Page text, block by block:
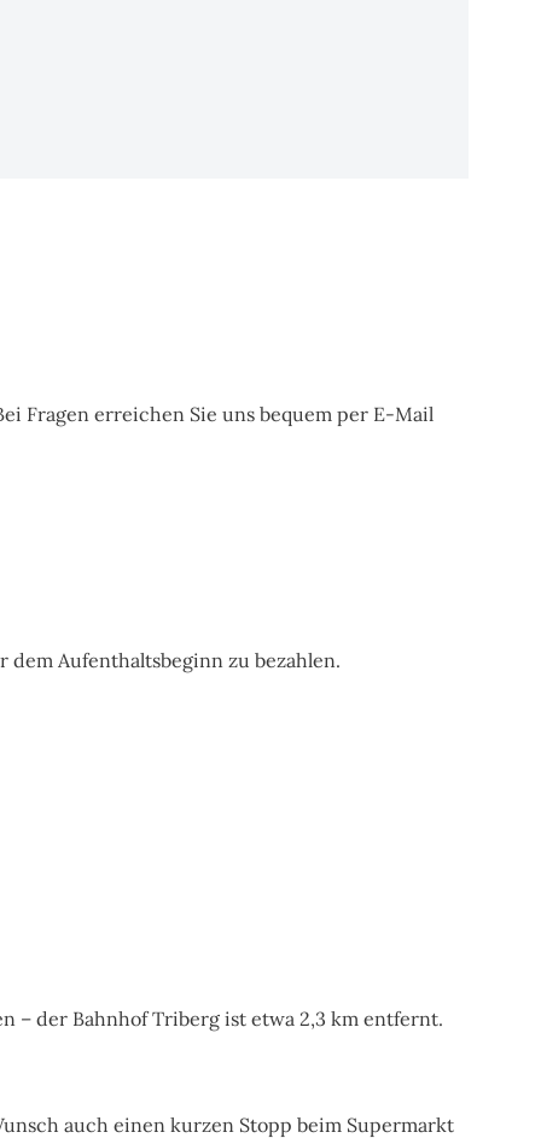
Fragen erreichen Sie uns bequem per E-Mail
dem Aufenthaltsbeginn zu bezahlen.
– der Bahnhof Triberg ist etwa 2,3 km entfernt.
auch einen kurzen Stopp beim Supermarkt